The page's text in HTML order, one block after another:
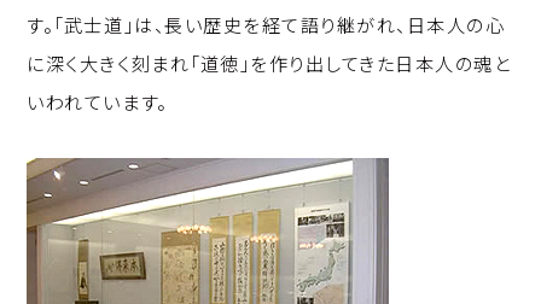
す。「武士道」は、長い歴史を経て語り継がれ、日本人の心
に深く大きく刻まれ「道徳」を作り出してきた日本人の魂と
いわれています。